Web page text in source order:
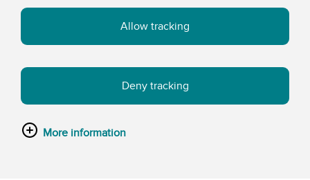
Allow tracking
Deny tracking
More information